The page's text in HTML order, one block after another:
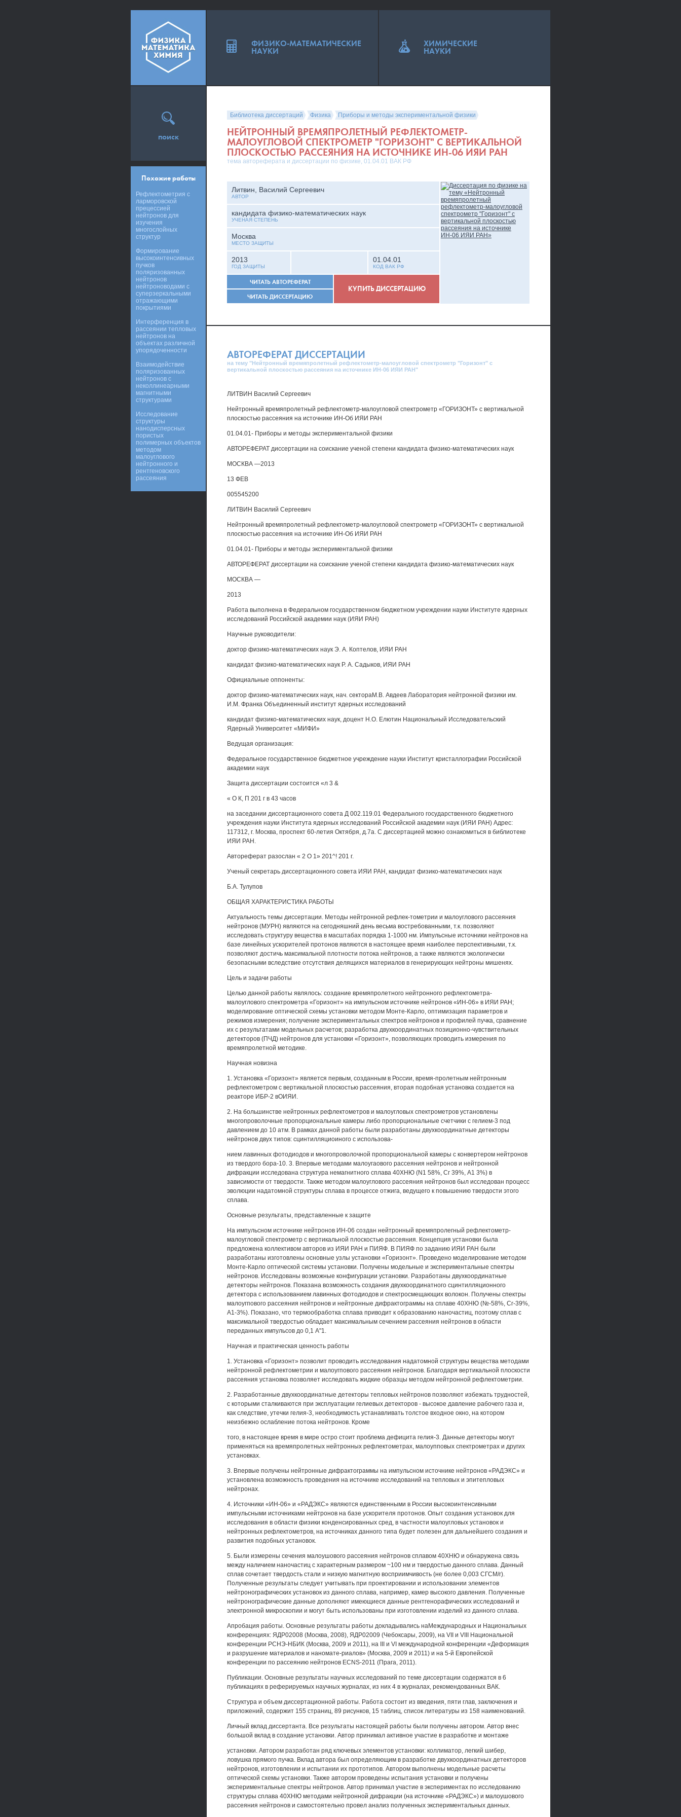
Библиотека диссертаций Физика Приборы и методы экспериментальной физики
НЕЙТРОННЫЙ ВРЕМЯПРОЛЕТНЫЙ РЕФЛЕКТОМЕТР-
МАЛОУГЛОВОЙ СПЕКТРОМЕТР "ГОРИЗОНТ" С ВЕРТИКАЛЬНОЙ
ПЛОСКОСТЬЮ РАССЕЯНИЯ НА ИСТОЧНИКЕ ИН-06 ИЯИ РАН
тема автореферата и диссертации по физике, 01.04.01 ВАК РФ
Литвин, Василий Сергеевич
АВТОР
кандидата физико-математических наук
УЧЕНАЯ СТЕПЕНЬ
Москва
МЕСТО ЗАЩИТЫ
2013
ГОД ЗАЩИТЫ
01.04.01
КОД ВАК РФ
ЧИТАТЬ АВТОРЕФЕРАТ
ЧИТАТЬ ДИССЕРТАЦИЮ
КУПИТЬ ДИССЕРТАЦИЮ
АВТОРЕФЕРАТ ДИССЕРТАЦИИ
на тему "Нейтронный времяпролетный рефлектометр-малоугловой спектрометр "Горизонт" с
вертикальной плоскостью рассеяния на источнике ИН-06 ИЯИ РАН"
ЛИТВИН Василий Сергеевич
Нейтронный времяпролетный рефлектометр-малоугловой спектрометр «ГОРИЗОНТ» с вертикальной
плоскостью рассеяния на источнике ИН-Об ИЯИ РАН
01.04.01- Приборы и методы экспериментальной физики
АВТОРЕФЕРАТ диссертации на соискание ученой степени кандидата физико-математических наук
МОСКВА —2013
13 ФЕВ
005545200
ЛИТВИН Василий Сергеевич
Нейтронный времяпролетный рефлектометр-малоугловой спектрометр «ГОРИЗОНТ» с вертикальной
плоскостью рассеяния на источнике ИН-Об ИЯИ РАН
01.04.01- Приборы и методы экспериментальной физики
АВТОРЕФЕРАТ диссертации на соискание ученой степени кандидата физико-математических наук
МОСКВА —
2013
Работа выполнена в Федеральном государственном бюджетном учреждении науки Институте ядерных
исследований Российской академии наук (ИЯИ РАН)
Научные руководители:
доктор физико-математических наук Э. А. Коптелов, ИЯИ РАН
кандидат физико-математических наук Р. А. Садыков, ИЯИ РАН
Официальные оппоненты:
доктор физико-математических наук, нач. сектораМ.В. Авдеев Лаборатория нейтронной физики им.
И.М. Франка Объединенный институт ядерных исследований
кандидат физико-математических наук, доцент Н.О. Елютин Национальный Исследовательский
Ядерный Университет «МИФИ»
Ведущая организация:
Федеральное государственное бюджетное учреждение науки Институт кристаллографии Российской
академии наук
Защита диссертации состоится «л 3 &
« О К, П 201 г в 43 часов
на заседании диссертационного совета Д 002.119.01 Федерального государственного бюджетного
учреждения науки Института ядерных исследований Российской академии наук (ИЯИ РАН) Адрес:
117312, г. Москва, проспект 60-летия Октября, д.7а. С диссертацией можно ознакомиться в библиотеке
ИЯИ РАН.
Автореферат разослан « 2 О 1» 201^! 201 г.
Ученый секретарь диссертационного совета ИЯИ РАН, кандидат физико-математических наук
Б.А. Тулупов
ОБЩАЯ ХАРАКТЕРИСТИКА РАБОТЫ
Актуальность темы диссертации. Методы нейтронной рефлек-тометрии и малоуглового рассеяния
нейтронов (МУРН) являются на сегодняшний день весьма востребованными, т.к. позволяют
исследовать структуру вещества в масштабах порядка 1-1000 нм. Импульсные источники нейтронов на
базе линейных ускорителей протонов являются в настоящее время наиболее перспективными, т.к.
позволяют достичь максимальной плотности потока нейтронов, а также являются экологически
безопасными вследствие отсутствия делящихся материалов в генерирующих нейтроны мишенях.
Цель и задачи работы
Целью данной работы являлось: создание времяпролетного нейтронного рефлектометра-
малоуглового спектрометра «Горизонт» на импульсном источнике нейтронов «ИН-06» в ИЯИ РАН;
моделирование оптической схемы установки методом Монте-Карло, оптимизация параметров и
режимов измерения; получение экспериментальных спектров нейтронов и профилей пучка, сравнение
их с результатами модельных расчетов; разработка двухкоординатных позиционно-чувствительных
детекторов (ПЧД) нейтронов для установки «Горизонт», позволяющих проводить измерения по
времяпролетной методике.
Научная новизна
1. Установка «Горизонт» является первым, созданным в России, время-пролетным нейтронным
рефлектометром с вертикальной плоскостью рассеяния, вторая подобная установка создается на
реакторе ИБР-2 вОИЯИ.
2. На большинстве нейтронных рефлектометров и малоугловых спектрометров установлены
многопроволочные пропорциональные камеры либо пропорциональные счетчики с гелием-3 под
давлением до 10 атм. В рамках данной работы были разработаны двухкоординатные детекторы
нейтронов двух типов: сцинтилляциоиного с использова-
нием лавинных фотодиодов и многопроволочной пропорциональной камеры с конвертером нейтронов
из твердого бора-10. 3. Впервые методами малоугаового рассеяния нейтронов и нейтронной
дифракции исследована структура немагнитного сплава 40ХНЮ (N1 58%, Сг 39%, А1 3%) в
зависимости от твердости. Также методом малоуглового рассеяния нейтронов был исследован процесс
эволюции надатомной структуры сплава в процессе отжига, ведущего к повышению твердости этого
сплава.
Основные результаты, представленные к защите
На импульсном источнике нейтронов ИН-06 создан нейтронный времяпролегный рефлектометр-
малоугловой спектрометр с вертикальной плоскостью рассеяния. Концепция установки была
предложена коллективом авторов из ИЯИ РАН и ПИЯФ. В ПИЯФ по заданию ИЯИ РАН были
разработаны изготовлены основные узлы установки «Горизонт». Проведено моделирование методом
Монте-Карло оптической системы установки. Получены модельные и экспериментальные спектры
нейтронов. Исследованы возможные конфигурации установки. Разработаны двухкоординатные
детекторы нейтронов. Показана возможность создания двухкоординатного сцинтилляционного
детектора с использованием лавинных фотодиодов и спектросмещающих волокон. Получены спектры
малоугпового рассеяния нейтронов и нейтронные дифрактограммы на сплаве 40ХНЮ (№-58%, Сг-39%,
А1-3%). Показано, что термообработка сплава приводит к образованию наночастиц, поэтому сплав с
максимальной твердостью обладает максимальным сечением рассеяния нейтронов в области
переданных импульсов до 0,1 А"1.
Научная и практическая ценность работы
1. Установка «Горизонт» позволит проводить исследования надатомной структуры вещества методами
нейтронной рефлектометрии и малоугпового рассеяния нейтронов. Благодаря вертикальной плоскости
рассеяния установка позволяет исследовать жидкие образцы методом нейтронной рефлектометрии.
2. Разработанные двухкоординатные детекторы тепловых нейтронов позволяют избежать трудностей,
с которыми сталкиваются при эксплуатации гелиевых детекторов - высокое давление рабочего газа и,
как следствие, утечки гелия-3, необходимость устанавливать толстое входное окно, на котором
неизбежно ослабление потока нейтронов. Кроме
того, в настоящее время в мире остро стоит проблема дефицита гелия-3. Данные детекторы могут
применяться на времяпролетных нейтронных рефлектометрах, малоупповых спектрометрах и других
установках.
3. Впервые получены нейтронные дифрактограммы на импульсном источнике нейтронов «РАДЭКС» и
установлена возможность проведения на источнике исследований на тепловых и эпитепловых
нейтронах.
4. Источники «ИН-06» и «РАДЭКС» являются единственными в России высокоинтенсивными
импульсными источниками нейтронов на базе ускорителя протонов. Опыт создания установок для
исследования в области физики конденсированных сред, в частности малоугловых установок и
нейтронных рефлектометров, на источниках данного типа будет полезен для дальнейшего создания и
развития подобных установок.
5. Были измерены сечения малоушового рассеяния нейтронов сплавом 40ХНЮ и обнаружена связь
между наличием наночастиц с характерным размером ~100 нм и твердостью данного сплава. Данный
сплав сочетает твердость стали и низкую магнитную восприимчивость (не более 0,003 СГСМ/г).
Полученные результаты следует учитывать при проектировании и использовании элементов
нейтронографических установок из данного сплава, например, камер высокого давления. Полученные
нейтронографические данные дополняют имеющиеся данные рентгенорафических исследований и
электронной микроскопии и могут быть использованы при изготовлении изделий из данного сплава.
Апробация работы. Основные результаты работы докладывались наМеждународных и Национальных
конференциях: ЯДР02008 (Москва, 2008), ЯДР02009 (Чебоксары, 2009), на VII и VIII Национальной
конференции РСНЭ-НБИК (Москва, 2009 и 2011), на III и VI международной конференции «Деформация
и разрушение материалов и наномате-риалов» (Москва, 2009 и 2011) и на 5-й Европейской
конференции по рассеянию нейтронов ECNS-2011 (Прага, 2011).
Публикации. Основные результаты научных исследований по теме диссертации содержатся в 6
публикациях в реферируемых научных журналах, из них 4 в журналах, рекомендованных ВАК.
Структура и объем диссертационной работы. Работа состоит из введения, пяти глав, заключения и
приложений, содержит 155 страниц, 89 рисунков, 15 таблиц, список литературы из 158 наименований.
Личный вклад диссертанта. Все результаты настоящей работы были получены автором. Автор внес
большой вклад в создание установки. Автор принимал активное участие в разработке и монтаже
установки. Автором разработан ряд ключевых элементов установки: коллиматор, легкий шибер,
ловушка прямого пучка. Вклад автора был определяющим в разработке двухкоординатных детекторов
нейтронов, изготовлении и испытании их прототипов. Автором выполнены модельные расчеты
оптической схемы установки. Также автором проведены испытания установки и получены
экспериментальные спектры нейтронов. Автор принимал участие в экспериментах по исследованию
структуры сплава 40ХНЮ методами нейтронной дифракции (на источнике «РАДЭКС») и малоушового
рассеяния нейтронов и самостоятельно провел анализ полученных экспериментальных данных.
поиск
Похожие работы
Рефлектометрия с
ларморовской
прецессией
нейтронов для
изучения
многослойных
структур
Формирование
высокоинтенсивных
пучков
поляризованных
нейтронов
нейтроноводами с
суперзеркальными
отражающими
покрытиями
Интерференция в
рассеянии тепловых
нейтронов на
объектах различной
упорядоченности
Взаимодействие
поляризованных
нейтронов с
неколлинеарными
магнитными
структурами
Исследование
структуры
нанодисперсных
пористых
полимерных объектов
методом
малоуглового
нейтронного и
рентгеновского
рассеяния
ФИЗИКО-МАТЕМАТИЧЕСКИЕ
НАУКИ
ХИМИЧЕСКИЕ
НАУКИ